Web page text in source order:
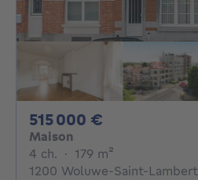
515 000 €
Maison
4 ch. 4 chambres
· 179 m²
1200 Woluwe-Saint-Lambert